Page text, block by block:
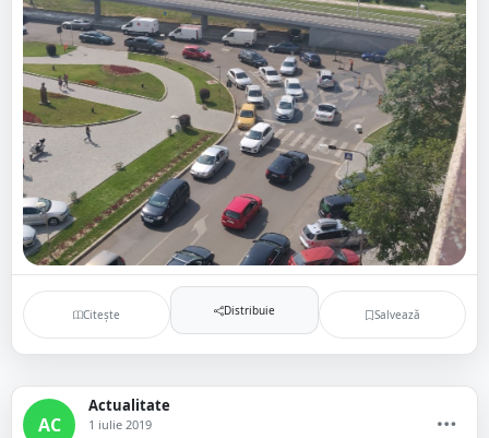
Citește Distribuie Salvează
AC
Actualitate
1 iulie 2019